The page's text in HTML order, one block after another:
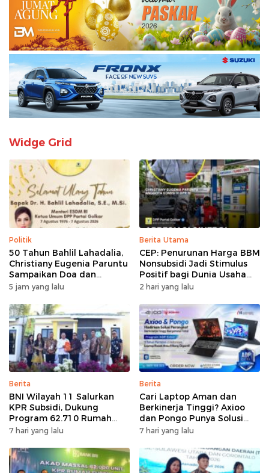
Widge Grid
Politik
50 Tahun Bahlil Lahadalia,
Christiany Eugenia Paruntu
Sampaikan Doa dan
Harapan
5 jam yang lalu
Berita Utama
CEP: Penurunan Harga BBM
Nonsubsidi Jadi Stimulus
Positif bagi Dunia Usaha
dan Pertumbuhan Ekonomi
2 hari yang lalu
Berita
BNI Wilayah 11 Salurkan
KPR Subsidi, Dukung
Program 62.710 Rumah
Bersubsidi
7 hari yang lalu
Berita
Cari Laptop Aman dan
Berkinerja Tinggi? Axioo
dan Pongo Punya Solusi
dengan Garansi Ekstra
7 hari yang lalu